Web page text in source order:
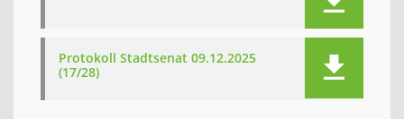
Protokoll Stadtsenat 09.12.2025
(17/28)